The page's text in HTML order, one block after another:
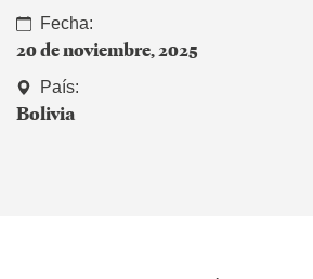
Fecha:
20 de noviembre, 2025
País:
Bolivia